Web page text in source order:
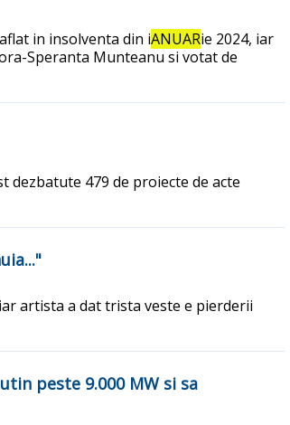
in insolventa din iANUARie 2024, iar
Speranta Munteanu si votat de
dezbatute 479 de proiecte de acte
artista a dat trista veste e pierderii
peste 9.000 MW si sa